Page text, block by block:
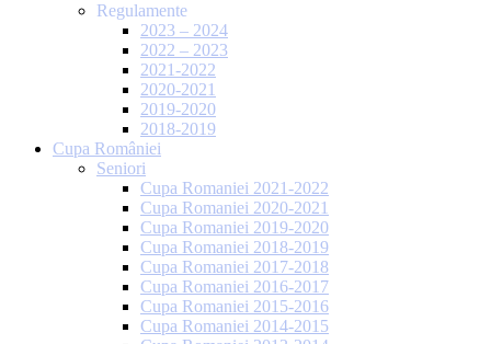
Regulamente
2023 – 2024
2022 – 2023
2021-2022
2020-2021
2019-2020
2018-2019
Cupa României
Seniori
Cupa Romaniei 2021-2022
Cupa Romaniei 2020-2021
Cupa Romaniei 2019-2020
Cupa Romaniei 2018-2019
Cupa Romaniei 2017-2018
Cupa Romaniei 2016-2017
Cupa Romaniei 2015-2016
Cupa Romaniei 2014-2015